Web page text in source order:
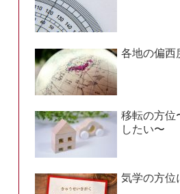
各地の偏西
移転の方位
したい〜
気学の方位